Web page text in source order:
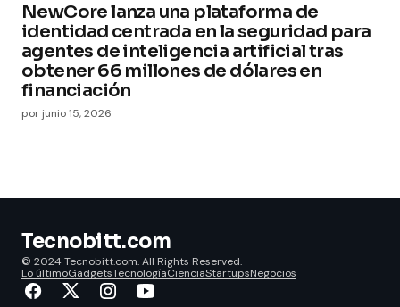
NewCore lanza una plataforma de
identidad centrada en la seguridad para
agentes de inteligencia artificial tras
obtener 66 millones de dólares en
financiación
por junio 15, 2026
Tecnobitt.com
© 2024 Tecnobitt.com. All Rights Reserved.
Lo últimoGadgetsTecnologíaCienciaStartupsNegocios